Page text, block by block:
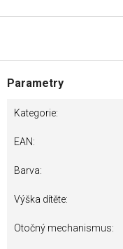
Parametry
Kategorie
EAN
Barva
Výška dítěte
Otočný mechanismus